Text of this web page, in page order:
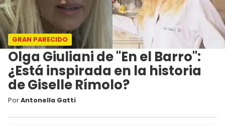
GRAN PARECIDO
Olga Giuliani de "En el Barro":
¿Está inspirada en la historia
de Giselle Rímolo?
PorAntonella Gatti